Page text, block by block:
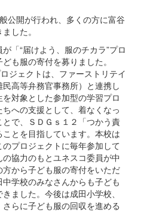
公開が行われ、多くの方に富谷
した。
「“届けよう、服のチカラ”プロ
も服の寄付を募りました。
ジェクトは、ファーストリテイ
高等弁務官事務所）と連携し
対象とした参加型の学習プロ
への支援として、着なくなっ
で、ＳＤＧｓ１２「つかう責
とを目指しています。本校は
プロジェクトに毎年参加して
協力のもとユネスコ委員が中
から子ども服の寄付をいただ
学校のみなさんからも子ども
ました。今後は成田小学校、
らに子ども服の回収を進める